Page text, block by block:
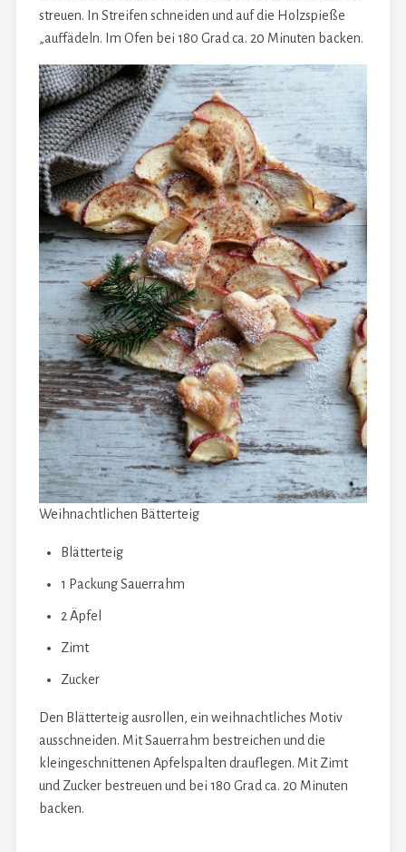
streuen. In Streifen schneiden und auf die Holzspieße
„auffädeln. Im Ofen bei 180 Grad ca. 20 Minuten backen.
Weihnachtlichen Bätterteig
Blätterteig
1 Packung Sauerrahm
2 Äpfel
Zimt
Zucker
Den Blätterteig ausrollen, ein weihnachtliches Motiv
ausschneiden. Mit Sauerrahm bestreichen und die
kleingeschnittenen Apfelspalten drauflegen. Mit Zimt
und Zucker bestreuen und bei 180 Grad ca. 20 Minuten
backen.